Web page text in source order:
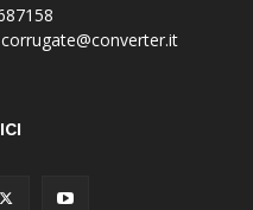
corrugate@converter.it